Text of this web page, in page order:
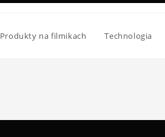
Produkty na filmikach Technologia